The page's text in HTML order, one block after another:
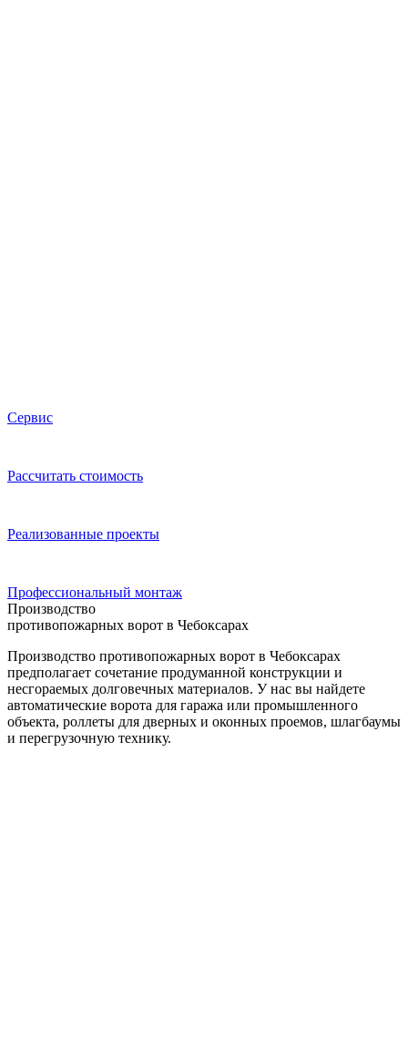
Сервис
Расcчитать стоимость
Реализованные проекты
Профессиональный монтаж
Производство
противопожарных ворот в Чебоксарах
Производство противопожарных ворот в Чебоксарах
предполагает сочетание продуманной конструкции и
несгораемых долговечных материалов. У нас вы найдете
автоматические ворота для гаража или промышленного
объекта, роллеты для дверных и оконных проемов, шлагбаумы
и перегрузочную технику.